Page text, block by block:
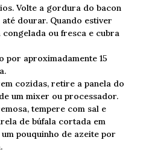
Volte a gordura do bacon
dourar. Quando estiver
ou fresca e cubra
por aproximadamente 15
cozidas, retire a panela do
um mixer ou processador.
tempere com sal e
de búfala cortada em
pouquinho de azeite por